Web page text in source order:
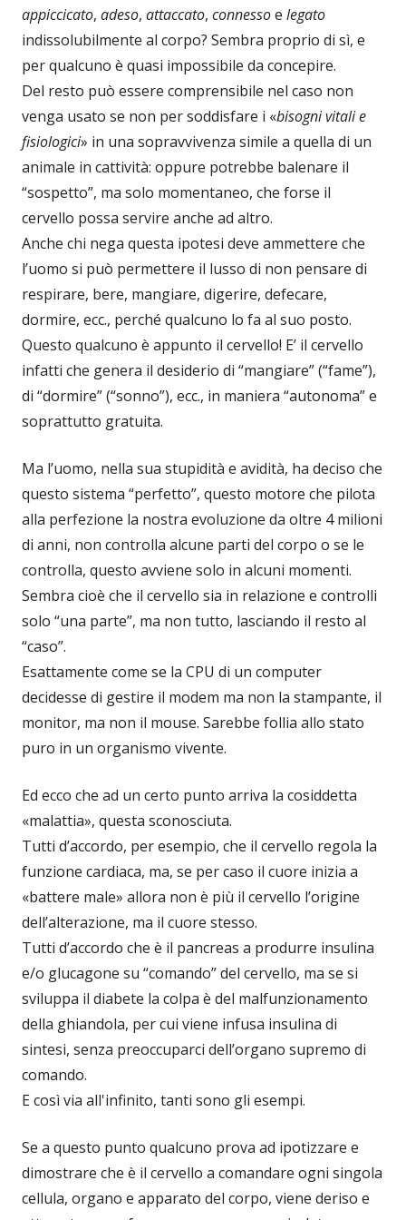
appiccicato, adeso, attaccato, connessoe legato
indissolubilmente al corpo? Sembra proprio di sì, e
per qualcuno è quasi impossibile da concepire.
Del resto può essere comprensibile nel caso non
venga usato se non per soddisfare i «bisogni vitali e
fisiologici» in una sopravvivenza simile a quella di un
animale in cattività: oppure potrebbe balenare il
“sospetto”, ma solo momentaneo, che forse il
cervello possa servire anche ad altro.
Anche chi nega questa ipotesi deve ammettere che
l’uomo si può permettere il lusso di non pensare di
respirare, bere, mangiare, digerire, defecare,
dormire, ecc., perché qualcuno lo fa al suo posto.
Questo qualcuno è appunto il cervello! E’ il cervello
infatti che genera il desiderio di “mangiare” (“fame”),
di “dormire” (“sonno”), ecc., in maniera “autonoma” e
soprattutto gratuita.
Ma l’uomo, nella sua stupidità e avidità, ha deciso che
questo sistema “perfetto”, questo motore che pilota
alla perfezione la nostra evoluzione da oltre 4 milioni
di anni, non controlla alcune parti del corpo o se le
controlla, questo avviene solo in alcuni momenti.
Sembra cioè che il cervello sia in relazione e controlli
solo “una parte”, ma non tutto, lasciando il resto al
“caso”.
Esattamente come se la CPU di un computer
decidesse di gestire il modem ma non la stampante, il
monitor, ma non il mouse. Sarebbe follia allo stato
puro in un organismo vivente.
Ed ecco che ad un certo punto arriva la cosiddetta
«malattia», questa sconosciuta.
Tutti d’accordo, per esempio, che il cervello regola la
funzione cardiaca, ma, se per caso il cuore inizia a
«battere male» allora non è più il cervello l’origine
dell’alterazione, ma il cuore stesso.
Tutti d’accordo che è il pancreas a produrre insulina
e/o glucagone su “comando” del cervello, ma se si
sviluppa il diabete la colpa è del malfunzionamento
della ghiandola, per cui viene infusa insulina di
sintesi, senza preoccuparci dell’organo supremo di
comando.
E così via all'infinito, tanti sono gli esempi.
Se a questo punto qualcuno prova ad ipotizzare e
dimostrare che è il cervello a comandare ogni singola
cellula, organo e apparato del corpo, viene deriso e